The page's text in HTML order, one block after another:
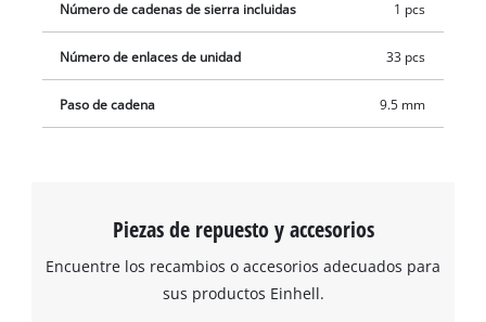
Número de cadenas de sierra incluidas 1 pcs
Número de enlaces de unidad 33 pcs
Paso de cadena 9.5 mm
Piezas de repuesto y accesorios
Encuentre los recambios o accesorios adecuados para
sus productos Einhell.